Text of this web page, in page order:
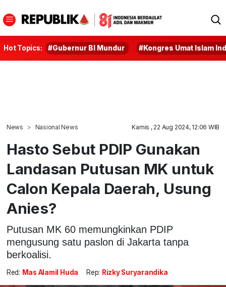
Hot Topics: #Gubernur BI Mundur #Kongres Umat Islam
News Nasional News Kamis , 22 Aug 2024, 12:06 WIB
Hasto Sebut PDIP Gunakan
Landasan Putusan MK untuk
Calon Kepala Daerah, Usung
Anies?
Putusan MK 60 memungkinkan PDIP
mengusung satu paslon di Jakarta tanpa
berkoalisi.
Red: Mas Alamil Huda Rep: Rizky Suryarandika